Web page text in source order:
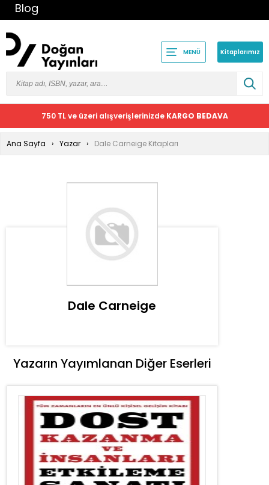
Blog
MENÜ Kitaplarımız
750 TL ve üzeri alışverişlerinizde KARGO BEDAVA
Ana Sayfa Yazar Dale Carneige Kitapları
Dale Carneige
Yazarın Yayımlanan Diğer Eserleri